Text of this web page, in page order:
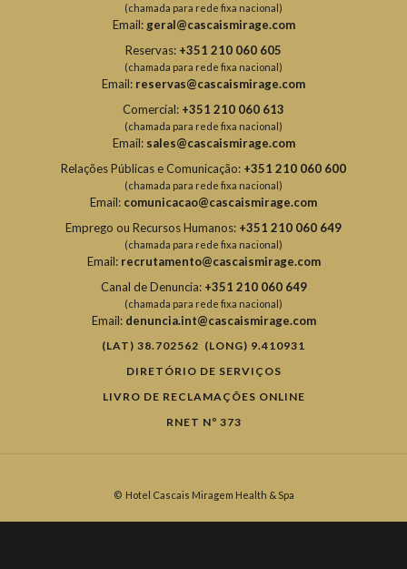
(chamada para rede fixa nacional)
Email: geral@cascaismirage.com
Reservas: +351 210 060 605
(chamada para rede fixa nacional)
Email: reservas@cascaismirage.com
Comercial: +351 210 060 613
(chamada para rede fixa nacional)
Email: sales@cascaismirage.com
Relações Públicas e Comunicação: +351 210 060 600
(chamada para rede fixa nacional)
Email: comunicacao@cascaismirage.com
Emprego ou Recursos Humanos: +351 210 060 649
(chamada para rede fixa nacional)
Email: recrutamento@cascaismirage.com
Canal de Denuncia: +351 210 060 649
(chamada para rede fixa nacional)
Email: denuncia.int@cascaismirage.com
(LAT) 38.702562 (LONG) 9.410931
DIRETÓRIO DE SERVIÇOS
LIVRO DE RECLAMAÇÕES ONLINE
RNET Nº 373
© Hotel Cascais Miragem Health & Spa